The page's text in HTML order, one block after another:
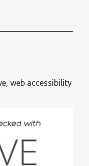
web accessibility